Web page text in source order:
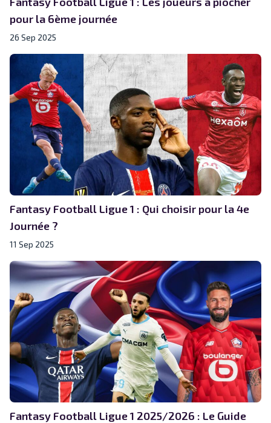
pour la 6ème journée
26 Sep 2025
Fantasy Football Ligue 1 : Qui choisir pour la 4e
Journée ?
11 Sep 2025
Fantasy Football Ligue 1 2025/2026 : Le Guide